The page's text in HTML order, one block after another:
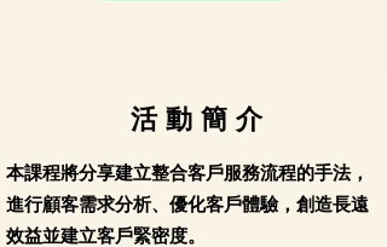
活 動 簡 介
本課程將分享建立整合客戶服務流程的手法，
進行顧客需求分析、優化客戶體驗，創造長遠
效益並建立客戶緊密度。